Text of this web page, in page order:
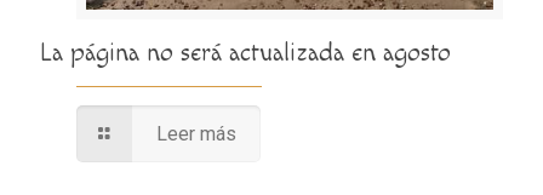
La página no será actualizada en agosto
Leer más